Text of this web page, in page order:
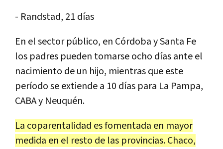
- Randstad, 21 días
En el sector público, en Córdoba y Santa Fe
los padres pueden tomarse ocho días ante el
nacimiento de un hijo, mientras que este
período se extiende a 10 días para La Pampa,
CABA y Neuquén.
La coparentalidad es fomentada en mayor
medida en el resto de las provincias. Chaco,